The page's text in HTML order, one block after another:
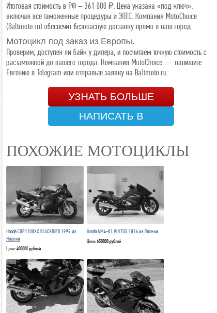
Итоговая стоимость в РФ – 361 000 ₽. Цена указана «под ключ»,
включая все таможенные процедуры и ЭПТС. Компания MotoChoice
(Baltmoto.ru) обеспечит безопасную доставку прямо в ваш город.
Мотоцикл под заказ из Европы.
Проверим, доступен ли байк у дилера, и посчитаем точную стоимость с
растаможкой до вашего города. Компания MotoChoice — напишите
Евгению в Telegram или отправьте заявку на Baltmoto.ru.
УЗНАТЬ БОЛЬШЕ
НАПИСАТЬ В
ПОХОЖИЕ МОТОЦИКЛЫ
Honda CBR1100XX BLACKBIRD 1999 из
Японии
Цена:400000 рублей
Honda NM4-01 VULTUS 2016 из Японии
Цена:650000 рублей